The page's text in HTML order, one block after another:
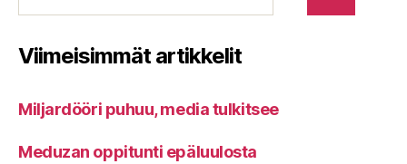
Viimeisimmät artikkelit
Miljardööri puhuu, media tulkitsee
Meduzan oppitunti epäluulosta